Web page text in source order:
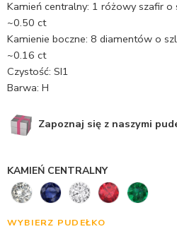
Kamień centralny: 1 różowy szafir
~0.50 ct
Kamienie boczne: 8 diamentów o
~0.16 ct
Czystość: SI1
Barwa: H
Zapoznaj się z naszymi
KAMIEŃ CENTRALNY
WYBIERZ PUDEŁKO